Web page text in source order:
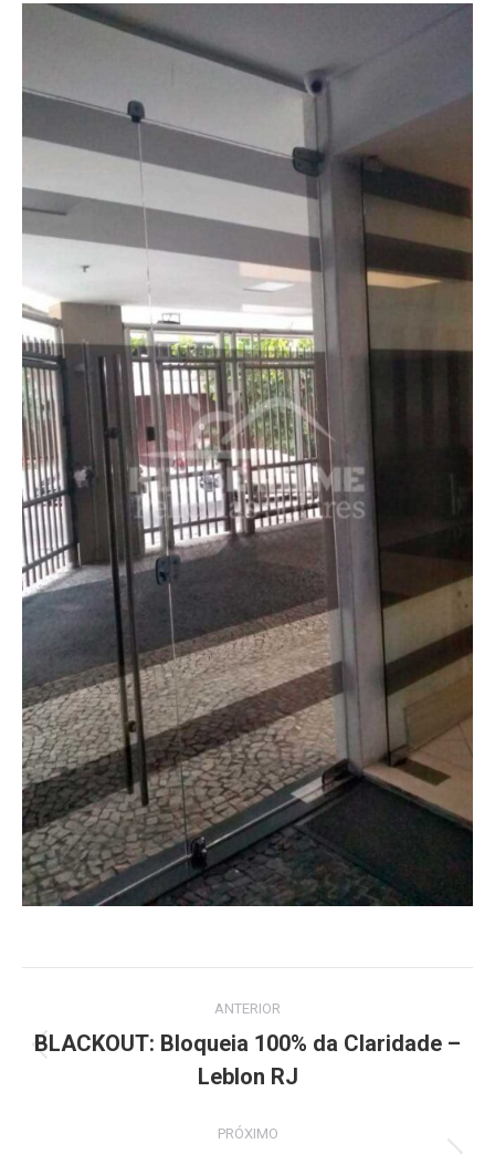
navigation
ANTERIOR
Previous
project:
BLACKOUT: Bloqueia 100% da Claridade –
Leblon RJ
PRÓXIMO